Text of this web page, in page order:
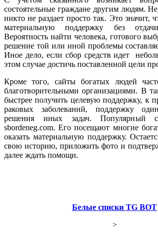
состоятельные граждане другим людям. Не
никто не раздает просто так. Это значит,
материальную поддержку без
Вероятность найти человека, готового
решение той или иной проблемы
Иное дело, если сбор средств идет
этом случае достичь поставленной цели
Кроме того, сайты богатых людей
благотворительными организациями. В
быстрее получить целевую поддержку, к
раковых заболеваний, поддержку
решения иных задач.
sbordeneg.com. Его посещают многие
оказать материальную поддержку.
свою историю, приложить фото и
далее ждать помощи.
Белые списки TG BOT
>